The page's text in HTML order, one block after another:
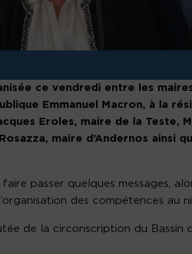
ce vendredi entre les
Emmanuel Macron, à la
Eroles, maire de la Teste,
maire d’Andernos ainsi
faire passer quelques messages,
des compétences au
de la circonscription du Bassin